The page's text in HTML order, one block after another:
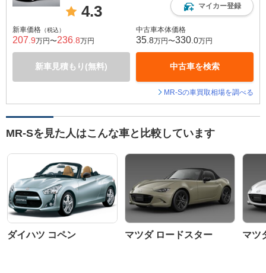
4.3 マイカー登録
新車価格 （税込）
207 .9万円〜236 .8万円
新車見積もり(無料)
中古車本体価格
35 .8万円〜330 .0万円
中古車を検索
MR-Sの車買取相場を調べる
MR-Sを見た人はこんな車と比較しています
ダイハツ コペン マツダ ロードスター マツ